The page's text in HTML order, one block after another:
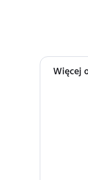
Więcej